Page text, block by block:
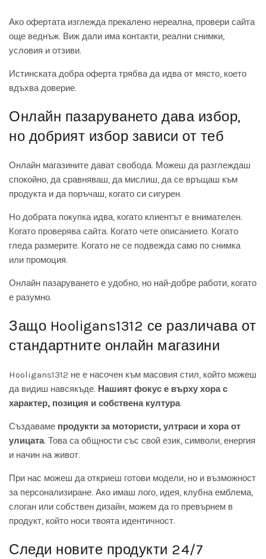
Ако офертата изглежда прекалено нереална, провери сайта
още веднъж. Виж дали има контакти, реални снимки,
условия и отзиви.
Истинската добра оферта трябва да идва от място, което
вдъхва доверие.
Онлайн пазаруването дава избор,
но добрият избор зависи от теб
Онлайн магазините дават свобода. Можеш да разглеждаш
спокойно, да сравняваш, да мислиш, да се връщаш към
продукта и да поръчаш, когато си сигурен.
Но добрата покупка идва, когато клиентът е внимателен.
Когато проверява сайта. Когато чете описанието. Когато
гледа размерите. Когато не се подвежда само по снимка
или промоция.
Онлайн пазаруването е удобно, но най-добре работи, когато
е разумно.
Защо Hooligans1312 се различава от
стандартните онлайн магазини
Hooligans1312 не е насочен към масовия стил, който можеш
да видиш навсякъде. Нашият фокус е върху хора с
характер, позиция и собствена култура.
Създаваме продукти за мотористи, ултраси и хора от
улицата. Това са общности със свой език, символи, енергия
и начин на живот.
При нас можеш да откриеш готови модели, но и възможност
за персонализиране. Ако имаш лого, идея, клубна емблема,
слоган или собствен дизайн, можем да го превърнем в
продукт, който носи твоята идентичност.
Следи новите продукти 24/7